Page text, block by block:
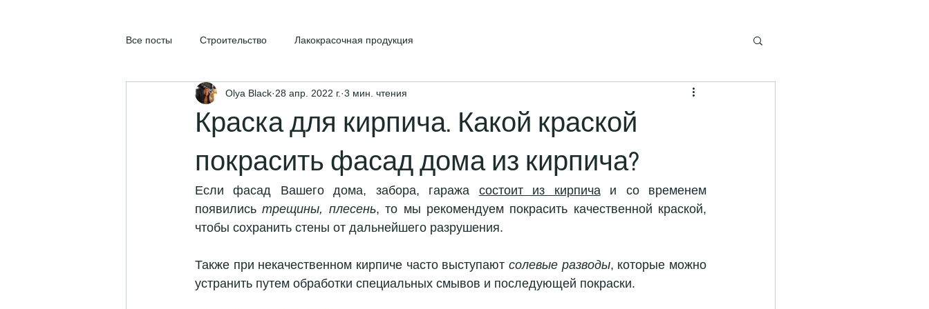
Все посты Строительство Лакокрасочная продукция
Краска для кирпича. Какой краской
покрасить фасад дома из кирпича?
Olya Black 28 апр. 2022 г. 3 мин. чтения
Если фасад Вашего дома, забора, гаража состоит из кирпича и со временем
появились трещины, плесень, то мы рекомендуем покрасить качественной краской,
чтобы сохранить стены от дальнейшего разрушения.
Также при некачественном кирпиче часто выступают солевые разводы, которые можно
устранить путем обработки специальных смывов и последующей покраски.